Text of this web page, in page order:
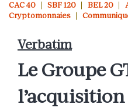
CAC 40 SBF 120 BEL 20
Cryptomonnaies
Verbatim
Le Groupe
l’acquisition